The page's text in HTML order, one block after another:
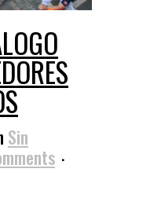
Sin